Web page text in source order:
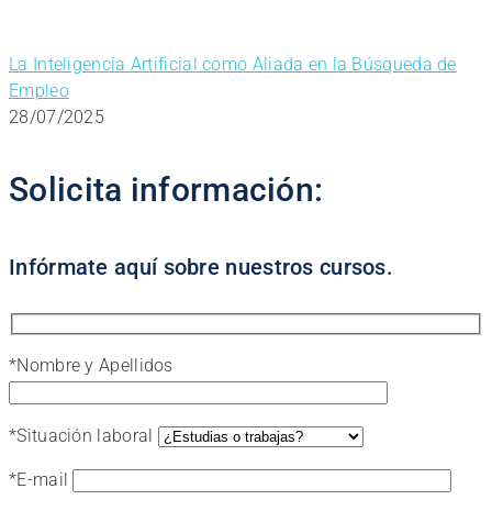
La Inteligencia Artificial como Aliada en la Búsqueda de
Empleo
28/07/2025
Solicita información:
Infórmate aquí sobre nuestros cursos.
*Nombre y Apellidos
*Situación laboral
*E-mail